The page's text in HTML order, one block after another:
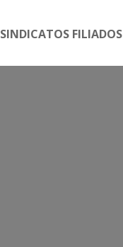
SINDICATOS FILIADOS